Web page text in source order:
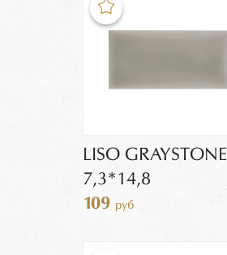
LISO GRAYSTONE
7,3*14,8
109 руб